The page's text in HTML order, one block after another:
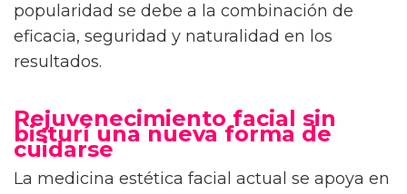
popularidad se debe a la combinación de
eficacia, seguridad y naturalidad en los
resultados.
Rejuvenecimiento facial sin
bisturí una nueva forma de
cuidarse
La medicina estética facial actual se apoya en